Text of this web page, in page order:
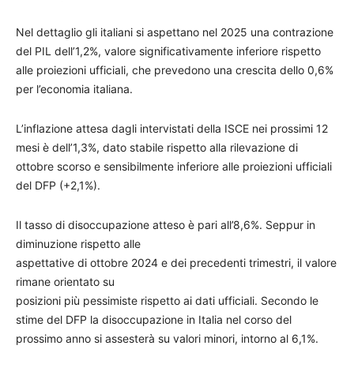
Nel dettaglio gli italiani si aspettano nel 2025 una contrazione
del PIL dell’1,2%, valore significativamente inferiore rispetto
alle proiezioni ufficiali, che prevedono una crescita dello 0,6%
per l’economia italiana.
L’inflazione attesa dagli intervistati della ISCE nei prossimi 12
mesi è dell’1,3%, dato stabile rispetto alla rilevazione di
ottobre scorso e sensibilmente inferiore alle proiezioni ufficiali
del DFP (+2,1%).
Il tasso di disoccupazione atteso è pari all’8,6%. Seppur in
diminuzione rispetto alle
aspettative di ottobre 2024 e dei precedenti trimestri, il valore
rimane orientato su
posizioni più pessimiste rispetto ai dati ufficiali. Secondo le
stime del DFP la disoccupazione in Italia nel corso del
prossimo anno si assesterà su valori minori, intorno al 6,1%.